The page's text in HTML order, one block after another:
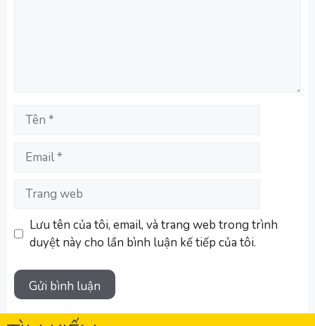
Tên
Email
Trang
Lưu tên của tôi, email, và trang web trong trình
duyệt này cho lần bình luận kế tiếp của tôi.